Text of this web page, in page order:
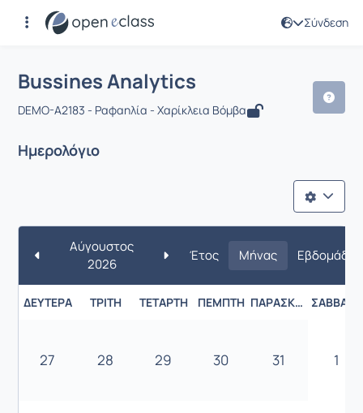
Σύνδεση
Μάθημα : Bussines Analytics
Bussines Analytics
DEMO-A2183 - Ραφαηλία - Χαρίκλεια Βόμβα
Ημερολόγιο
Αύγουστος
2026
Έτος Μήνας Εβδομάδα
ΔΕΥΤΈΡΑ ΤΡΊΤΗ ΤΕΤΆΡΤΗ ΠΈΜΠΤΗ ΠΑΡΑΣΚΕΥΉ ΣΆΒΒΑΤΟ
27 28 29 30 31 1